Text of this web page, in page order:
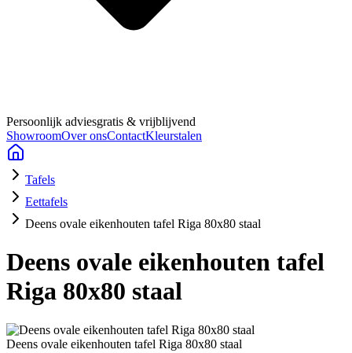
Persoonlijk adviesgratis & vrijblijvend
ShowroomOver onsContactKleurstalen
Tafels
Eettafels
Deens ovale eikenhouten tafel Riga 80x80 staal
Deens ovale eikenhouten tafel
Riga 80x80 staal
Deens ovale eikenhouten tafel Riga 80x80 staal